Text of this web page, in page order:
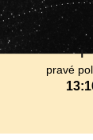
pravé